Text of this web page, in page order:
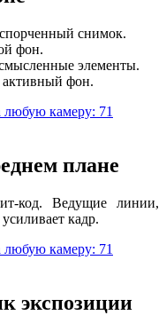
снимок.
фон.
элементы.
фон.
плане
код. Ведущие линии,
кадр.
экспозиции